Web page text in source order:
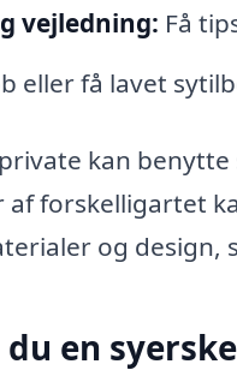
vejledning: Få
eller få lavet
kan
forskelligartet
og design,
en